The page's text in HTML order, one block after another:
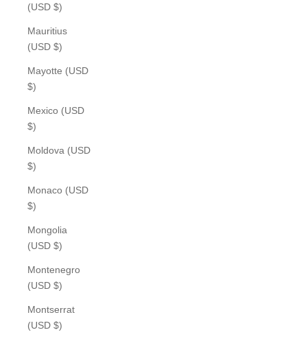
(USD $)
Mauritius
(USD $)
Mayotte (USD
$)
Mexico (USD
$)
Moldova (USD
$)
Monaco (USD
$)
Mongolia
(USD $)
Montenegro
(USD $)
Montserrat
(USD $)